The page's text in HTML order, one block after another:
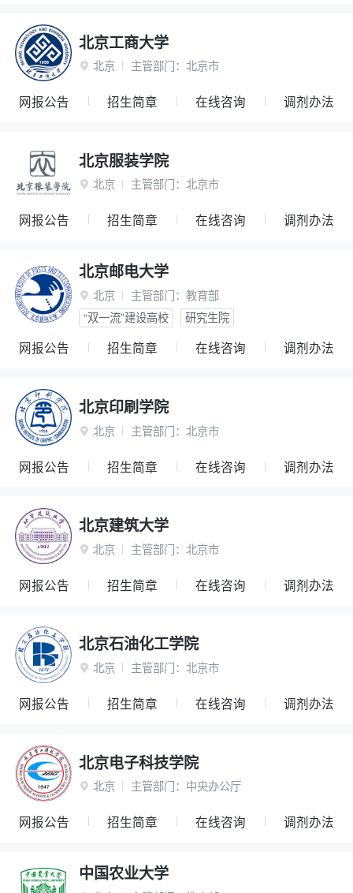
北京工商大学
 北京 主管部门： 北京市
网报公告 招生简章 在线咨询 调剂办法
北京服装学院
 北京 主管部门： 北京市
网报公告 招生简章 在线咨询 调剂办法
北京邮电大学
 北京 主管部门： 教育部
“双一流”建设高校
研究生院
网报公告 招生简章 在线咨询 调剂办法
北京印刷学院
 北京 主管部门： 北京市
网报公告 招生简章 在线咨询 调剂办法
北京建筑大学
 北京 主管部门： 北京市
网报公告 招生简章 在线咨询 调剂办法
北京石油化工学院
 北京 主管部门： 北京市
网报公告 招生简章 在线咨询 调剂办法
北京电子科技学院
 北京 主管部门： 中央办公厅
网报公告 招生简章 在线咨询 调剂办法
中国农业大学